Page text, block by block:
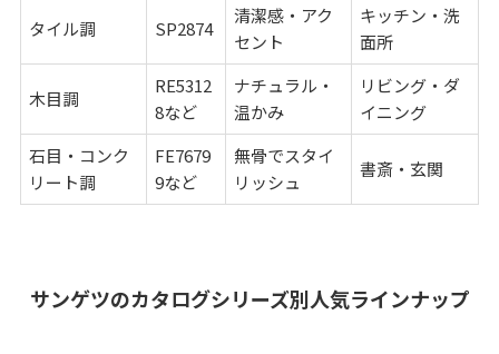
タイル調 SP2874
清潔感・アク
セント
キッチン・洗
面所
木目調
RE5312
8など
ナチュラル・
温かみ
リビング・ダ
イニング
石目・コンク
リート調
FE7679
9など
無骨でスタイ
リッシュ
書斎・玄関
サンゲツのカタログシリーズ別人気ラインナップ